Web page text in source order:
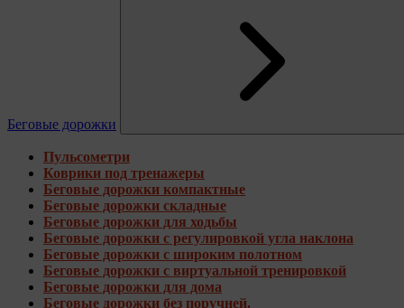
Беговые дорожки
Пульсометри
Коврики под тренажеры
Беговые дорожки компактные
Беговые дорожки складные
Беговые дорожки для ходьбы
Беговые дорожки с регулировкой угла наклона
Беговые дорожки с широким полотном
Беговые дорожки с виртуальной тренировкой
Беговые дорожки для дома
Беговые дорожки без поручней.